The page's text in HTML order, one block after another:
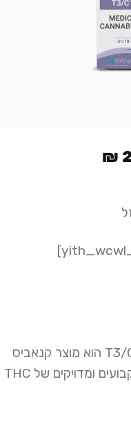
שמן קנאביס רפואי – קנאבליס T3/C15 הוא מוצר קנאביס
רפואי במיצוי מלא, המכיל ריכוזים קבועים ומדויקים של THC
₪